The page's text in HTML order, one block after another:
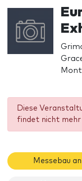
Diese
findet nicht
Messebau